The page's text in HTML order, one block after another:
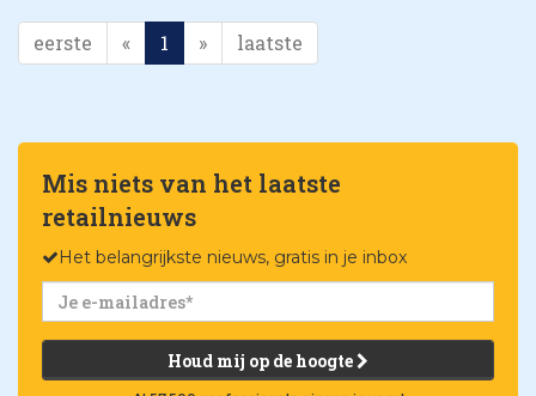
eerste « 1 » laatste
Mis niets van het laatste
retailnieuws
Het belangrijkste nieuws, gratis in je inbox
Houd mij op de hoogte